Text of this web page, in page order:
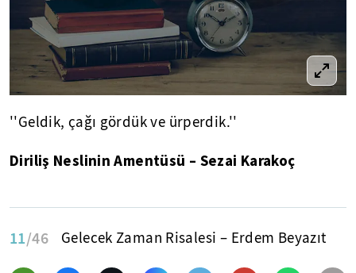
''Geldik, çağı gördük ve ürperdik.''
Diriliş Neslinin Amentüsü – Sezai Karakoç
11/46 Gelecek Zaman Risalesi – Erdem Beyazıt